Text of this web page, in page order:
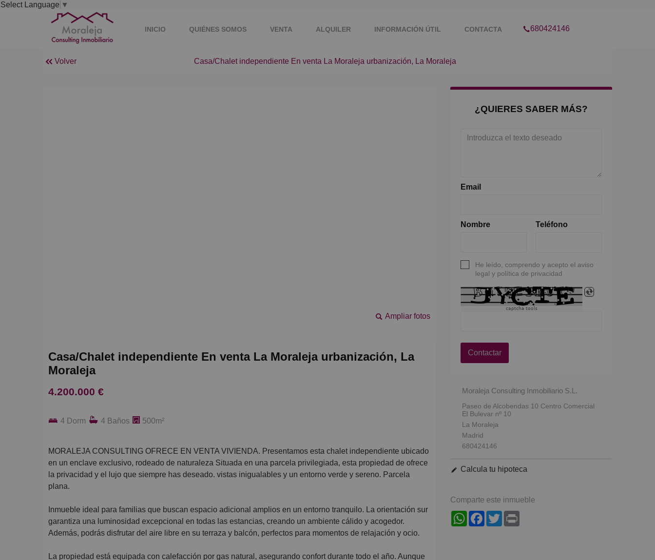
Select Language ▼
INICIO QUIÉNES SOMOS VENTA ALQUILER INFORMACIÓN ÚTIL CONTACTA 680424146
Volver Casa/Chalet independiente En venta La Moraleja urbanización, La Moraleja
Ampliar fotos
Casa/Chalet independiente En venta La Moraleja urbanización, La
Moraleja
4.200.000 €
4 Dorm 4 Baños 500m²
MORALEJA CONSULTING OFRECE EN VENTA VIVIENDA. Presentamos esta chalet independiente ubicado
en un enclave exclusivo, rodeado de naturaleza Situada en una parcela privilegiada, esta propiedad de ofrece
la privacidad y el lujo que siempre has deseado. vistas inigualables y un entorno verde y sereno. Parcela
plana.
Inmueble ideal para familias que buscan espacio adicional amplios en un entorno tranquilo. La orientación sur
garantiza una luminosidad excepcional en todas las estancias, creando un ambiente cálido y acogedor.
Además, podrás disfrutar del aire libre en su terraza y balcón, perfectos para momentos de relajación y ocio.
La propiedad está equipada con calefacción por gas natural, asegurando confort durante todo el año. Aunque
¿QUIERES SABER MÁS?
Email
Nombre Teléfono
He leído, comprendo y acepto el aviso
legal y política de privacidad
captcha tools
Contactar
Moraleja Consulting Inmobiliario S.L.
Paseo de Alcobendas 10 Centro Comercial
El Bulevar nº 10
La Moraleja
Madrid
680424146
Calcula tu hipoteca
Comparte este inmueble
WhatsAppFacebook
Twitter